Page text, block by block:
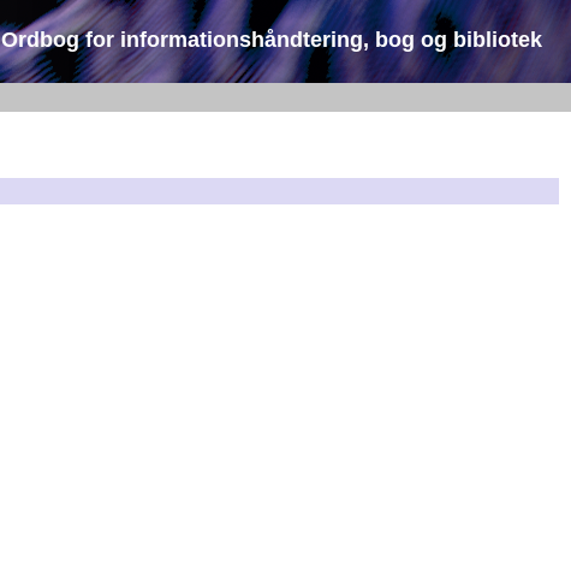
Ordbog for informationshåndtering, bog og bibliotek